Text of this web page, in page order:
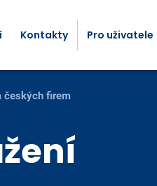
Kontakty Pro uživatele
českých firem